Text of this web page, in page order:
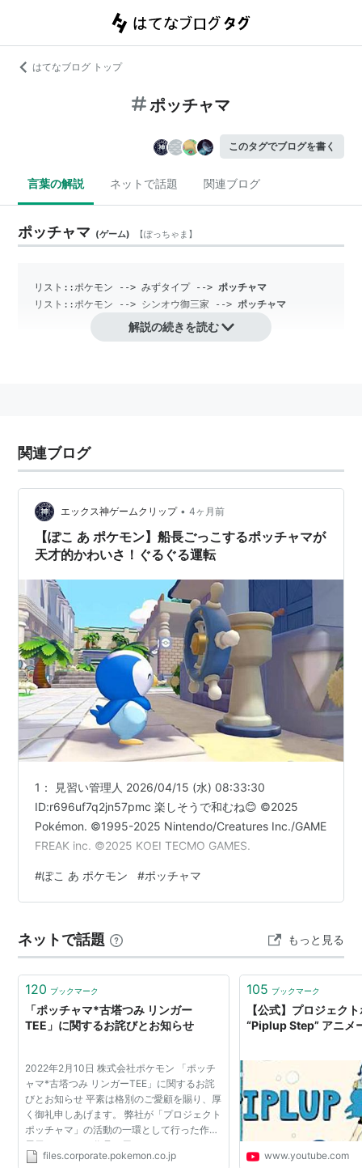
はてなブログ トップ
ポッチャマ
このタグでブログを書く
言葉の解説 ネットで話題 関連ブログ
ポッチャマ (ゲーム) 【ぽっちゃま 】
リスト::ポケモン --> みずタイプ --> ポッチャマ
リスト::ポケモン
--> シンオウ御三家 --> ポッチャマ
またアニメではヒカリが選んだポケモンでもある。モデ
ル元はフェアリーペンギンに相当する。
データ
全国図鑑
シンオウ図鑑 No.007
分類 ペンギンポケモン
タイプ みず
特性 通常特性 げきりゅう
まけんき
高さ 0.4m
解説の続きを読む
関連ブログ
エックス神ゲームクリップ • 4ヶ月前
【ぽこ あ ポケモン】船長ごっこするポッチャマが
天才的かわいさ！ぐるぐる運転
1： 見習い管理人 2026/04/15 (水) 08:33:30
ID:r696uf7q2jn57pmc 楽しそうで和むね😊 ©2025
Pokémon. ©1995-2025 Nintendo/Creatures Inc./GAME
FREAK inc. ©2025 KOEI TECMO GAMES.
#ぽこ あ ポケモン #ポッチャマ
ネットで話題 もっと見る
120 ブックマーク
「ポッチャマ*古塔つみ リンガー
TEE」に関するお詫びとお知らせ
2022年2月10日 株式会社ポケモン 「ポッチ
ャマ*古塔つみ リンガーTEE」に関するお詫
びとお知らせ 平素は格別のご愛顧を賜り、厚
く御礼申しあげます。 弊社が「プロジェクト
ポッチャマ」の活動の一環として行った作品
展示、またその作品を用い、 PUBLIC
TOKYOで販売された商品について、お問い
files.corporate.pokemon.co.jp
105 ブックマーク
【公式】プロジェク
“Piplup Step” アニメ
www.youtube.com